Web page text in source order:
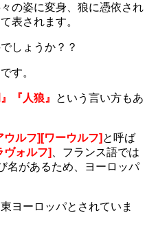
の姿に変身、狼に憑依され
表されます。
しょうか？？
す。
『人狼』 という言い方もあ
ウルフ][ワーウルフ] と呼ば
ヴォルフ]
、フランス語では
名があるため、ヨーロッパ
ヨーロッパとされていま